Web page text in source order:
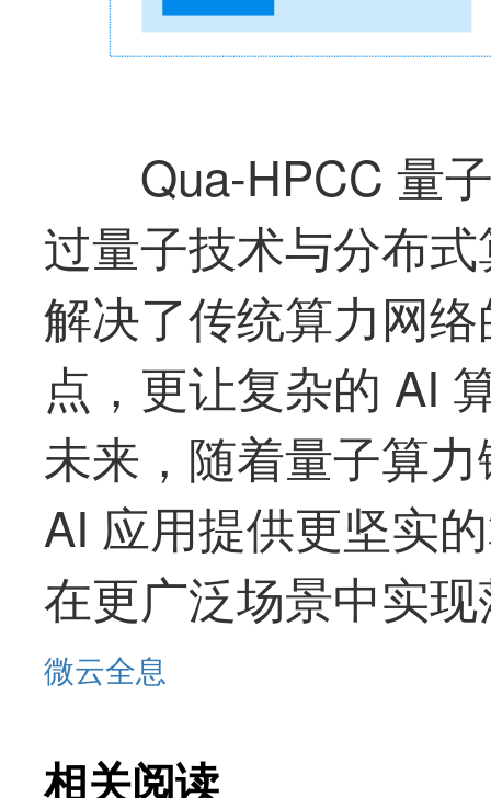
Qua-HPCC 量
过量子技术与分布
解决了传统算力网
点，更让复杂的 AI
未来，随着量子算
AI 应用提供更坚实
在更广泛场景中实
微云全息
相关阅读